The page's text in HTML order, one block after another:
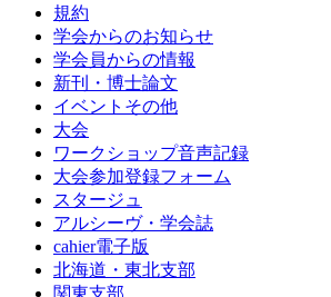
規約
学会からのお知らせ
学会員からの情報
新刊・博士論文
イベントその他
大会
ワークショップ音声記録
大会参加登録フォーム
スタージュ
アルシーヴ・学会誌
cahier電子版
北海道・東北支部
関東支部